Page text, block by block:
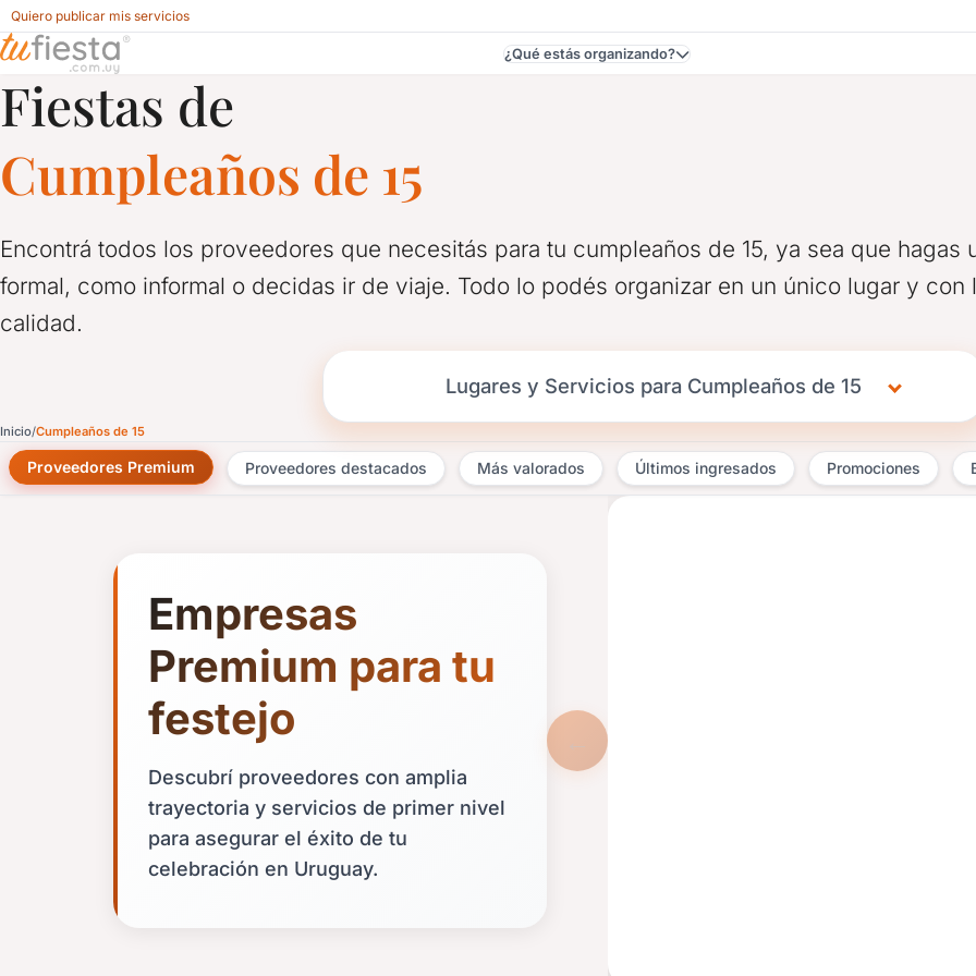
Quiero publicar mis servicios
Salones y Servicios para Cumpleaños de 15
¿Qué estás organizando?
Fiestas de
Cumpleaños de 15
Encontrá todos los proveedores que necesitás para tu cumpleaños de 15, ya sea que hagas
formal, como informal o decidas ir de viaje. Todo lo podés organizar en un único lugar y
calidad.
Lugares y Servicios para Cumpleaños de 15
Inicio Cumpleaños de 15
Proveedores Premium Proveedores destacados Más valorados Últimos ingresados Promociones
Empresas
Premium para tu
festejo
Descubrí proveedores con amplia
trayectoria y servicios de primer nivel
para asegurar el éxito de tu
celebración en Uruguay.